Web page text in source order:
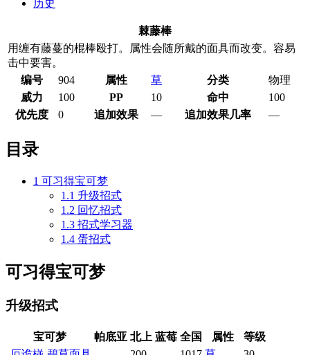
历史
棘藤棒
用缠有藤蔓的棍棒殴打。属性会随所戴的面具而改变。容易
击中要害。
编号
904 属性 草 分类
物理
威力
100 PP 10 命中
100
优先度
0 追加效果 — 追加效果几率 —
目录
1 可习得宝可梦
1.1 升级招式
1.2 回忆招式
1.3 招式学习器
1.4 蛋招式
可习得宝可梦
升级招式
宝可梦 帕底亚 北上 蓝莓 全国 属性
等级